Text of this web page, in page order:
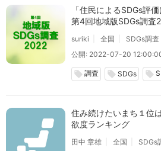
「住民によるSDGs評
第4回地域版SDGs調査
suriki 全国
SDGs調査
公開: 2022-07-20
local_offer 調査 local_offer SDGs local_offer
住み続けたいまち１位
欲度ランキング
田中 章雄 全国
SDGs